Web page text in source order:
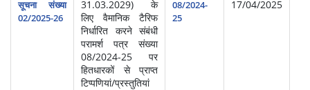
सूचना संख्या
02/2025-26
31.03.2029) के
लिए वैमानिक टैरिफ
निर्धारित करने संबंधी
परामर्श पत्र संख्‍या
08/2024-25 पर
हितधारकों से प्राप्‍त
टिप्‍पणियां/प्रस्‍तुतियां
08/2024-
25
17/04/2025